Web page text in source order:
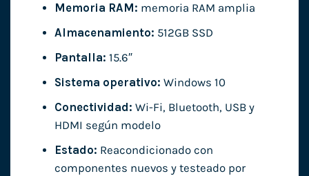
Memoria RAM: memoria RAM amplia
Almacenamiento: 512GB SSD
Pantalla: 15.6″
Sistema operativo: Windows 10
Conectividad: Wi-Fi, Bluetooth, USB y
HDMI según modelo
Estado: Reacondicionado con
componentes nuevos y testeado por